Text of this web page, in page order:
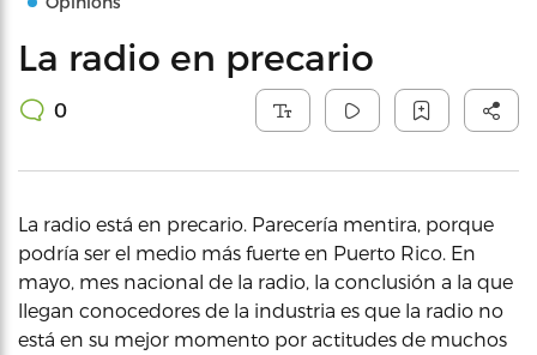
La radio en precario
0
La radio está en precario. Parecería mentira, porque
podría ser el medio más fuerte en Puerto Rico. En
mayo, mes nacional de la radio, la conclusión a la que
llegan conocedores de la industria es que la radio no
está en su mejor momento por actitudes de muchos